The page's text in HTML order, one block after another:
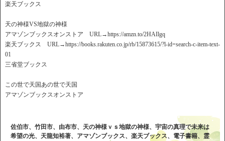
楽天ブックス
天の神様VS地獄の神様
アマゾンブックスオンストア URL→https://amzn.to/2HAIlgq
楽天ブックス URL→https://books.rakuten.co.jp/rb/15873615/?l-id=search-c-item-text-
01
三省堂ブックス
この世で天国あの世で天国
アマゾンブックスオンストア
佐伯市、竹田市、由布市、天の神様ｖｓ地獄の神様、宇宙の真理で未来は
希望の光、天龍知裕著、アマゾンブックス、楽天ブックス、電子書籍、霊